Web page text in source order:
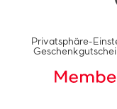
Privatsphäre-